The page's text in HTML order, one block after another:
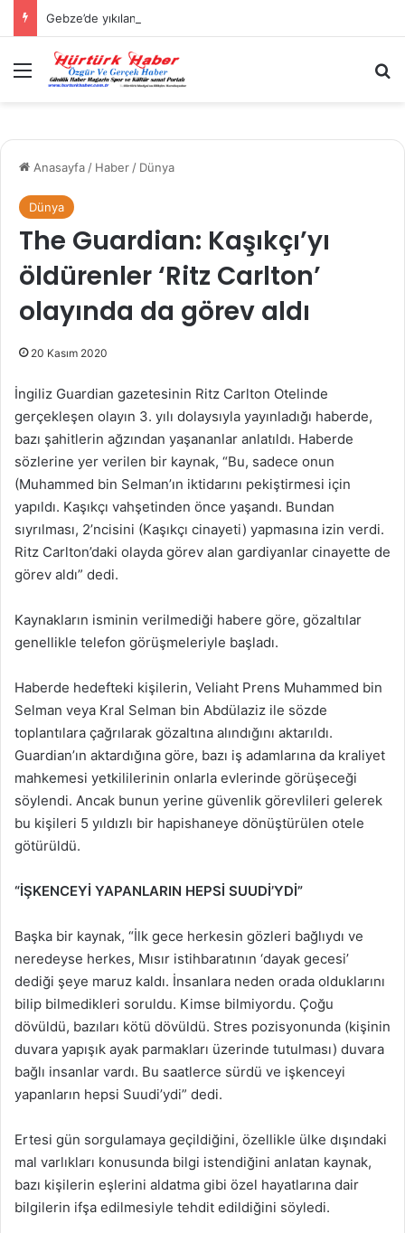
Menü
Anasayfa / Haber / Dünya
Dünya
The Guardian: Kaşıkçı’yı
öldürenler ‘Ritz Carlton’
olayında da görev aldı
20 Kasım 2020
İngiliz Guardian gazetesinin Ritz Carlton Otelinde
gerçekleşen olayın 3. yılı dolaysıyla yayınladığı haberde,
bazı şahitlerin ağzından yaşananlar anlatıldı. Haberde
sözlerine yer verilen bir kaynak, “Bu, sadece onun
(Muhammed bin Selman’ın iktidarını pekiştirmesi için
yapıldı. Kaşıkçı vahşetinden önce yaşandı. Bundan
sıyrılması, 2’ncisini (Kaşıkçı cinayeti) yapmasına izin verdi.
Ritz Carlton’daki olayda görev alan gardiyanlar cinayette de
görev aldı” dedi.
Kaynakların isminin verilmediği habere göre, gözaltılar
genellikle telefon görüşmeleriyle başladı.
Haberde hedefteki kişilerin, Veliaht Prens Muhammed bin
Selman veya Kral Selman bin Abdülaziz ile sözde
toplantılara çağrılarak gözaltına alındığını aktarıldı.
Guardian’ın aktardığına göre, bazı iş adamlarına da kraliyet
mahkemesi yetkililerinin onlarla evlerinde görüşeceği
söylendi. Ancak bunun yerine güvenlik görevlileri gelerek
bu kişileri 5 yıldızlı bir hapishaneye dönüştürülen otele
götürüldü.
“İŞKENCEYİ YAPANLARIN HEPSİ SUUDİ’YDİ”
Başka bir kaynak, “İlk gece herkesin gözleri bağlıydı ve
neredeyse herkes, Mısır istihbaratının ‘dayak gecesi’
dediği şeye maruz kaldı. İnsanlara neden orada olduklarını
bilip bilmedikleri soruldu. Kimse bilmiyordu. Çoğu
dövüldü, bazıları kötü dövüldü. Stres pozisyonunda (kişinin
duvara yapışık ayak parmakları üzerinde tutulması) duvara
bağlı insanlar vardı. Bu saatlerce sürdü ve işkenceyi
yapanların hepsi Suudi’ydi” dedi.
Ertesi gün sorgulamaya geçildiğini, özellikle ülke dışındaki
mal varlıkları konusunda bilgi istendiğini anlatan kaynak,
bazı kişilerin eşlerini aldatma gibi özel hayatlarına dair
bilgilerin ifşa edilmesiyle tehdit edildiğini söyledi.